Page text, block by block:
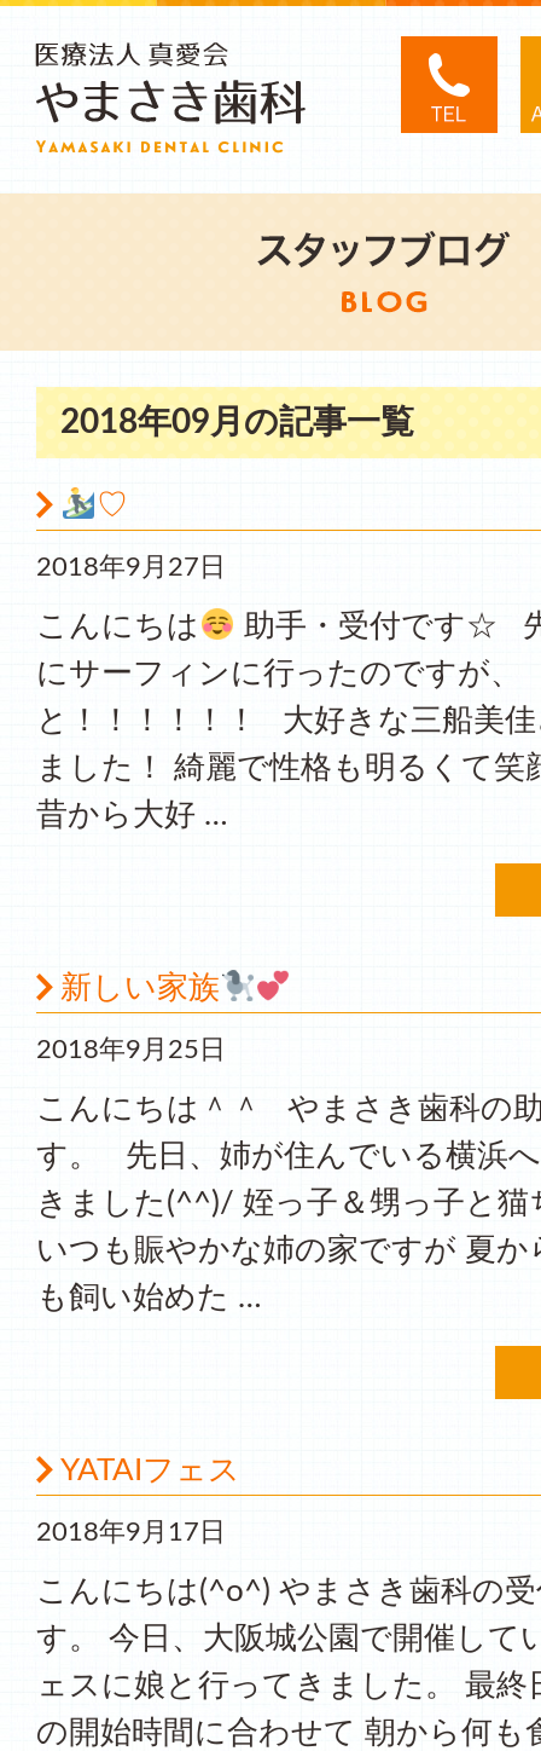
2018年09月の記事一覧
♡
2018年9月27日
こんにちは
助手・受付です☆
にサーフィンに行ったのですが
と！！！！！！ 大好きな三船美
ました！ 綺麗で性格も明るくて笑
昔から大好 …
新しい家族
2018年9月25日
こんにちは＾＾ やまさき歯科の
す。 先日、姉が住んでいる横浜
きました(^^)/ 姪っ子＆甥っ子と猫
いつも賑やかな姉の家ですが 夏
も飼い始めた …
YATAIフェス
2018年9月17日
こんにちは(^o^) やまさき歯科の
す。 今日、大阪城公園で開催して
ェスに娘と行ってきました。 最終
の開始時間に合わせて 朝から何も